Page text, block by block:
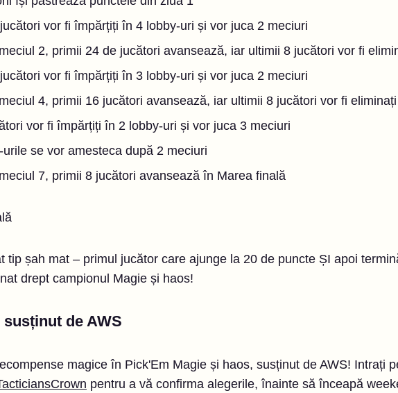
vor fi împărțiți în 4 lobby-uri și vor juca 2 meciuri
2, primii 24 de jucători avansează, iar ultimii 8 jucători vor fi
vor fi împărțiți în 3 lobby-uri și vor juca 2 meciuri
4, primii 16 jucători avansează, iar ultimii 8 jucători vor fi eliminați
vor fi împărțiți în 2 lobby-uri și vor juca 3 meciuri
urile se vor amesteca după 2 meciuri
7, primii 8 jucători avansează în Marea finală
tip șah mat – primul jucător care ajunge la 20 de puncte ȘI apoi
drept campionul Magie și haos!
de AWS
magice în Pick'Em Magie și haos, susținut de AWS! Intrați
pentru a vă confirma alegerile, înainte să înceapă